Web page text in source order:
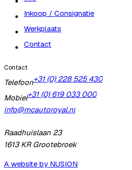
Inkoop / Consignatie
Werkplaats
Contact
Contact
Telefoon+31 (0) 228 525 430
Mobiel+31 (0) 619 033 000
info@mcautoroyal.nl
Raadhuislaan 23
1613 KR Grootebroek
A website by NUSION